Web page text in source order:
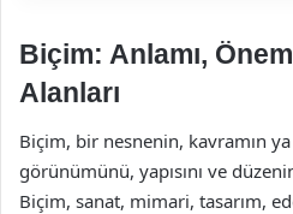
Biçim: Anlamı,
Alanları
Biçim, bir nesnenin, kavramın
görünümünü, yapısını ve
Biçim, sanat, mimari, tasarım,